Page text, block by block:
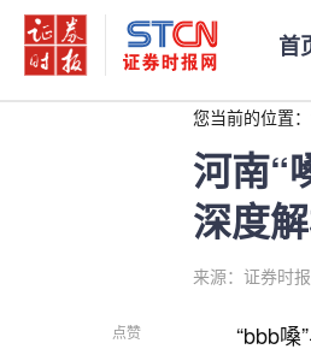
首
您当前的位置：
河南“
深度
来源：证券时
点赞 “bbb嗓